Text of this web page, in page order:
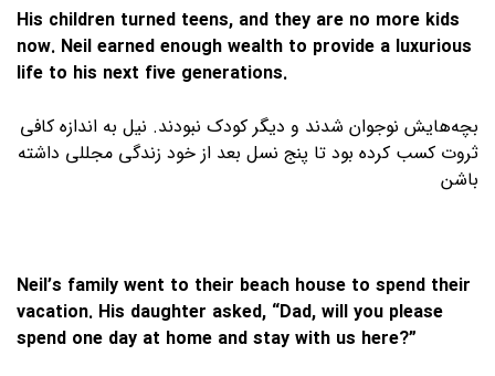
His children turned teens, and they are no more kids
now. Neil earned enough wealth to provide a luxurious
life to his next five generations.
بچه‌هایش نوجوان شدند و دیگر کودک نبودند. نیل به اندازه کافی
ثروت کسب کرده بود تا پنج نسل بعد از خود زندگی مجللی داشته
باشن
Neil’s family went to their beach house to spend their
vacation. His daughter asked, “Dad, will you please
spend one day at home and stay with us here?”